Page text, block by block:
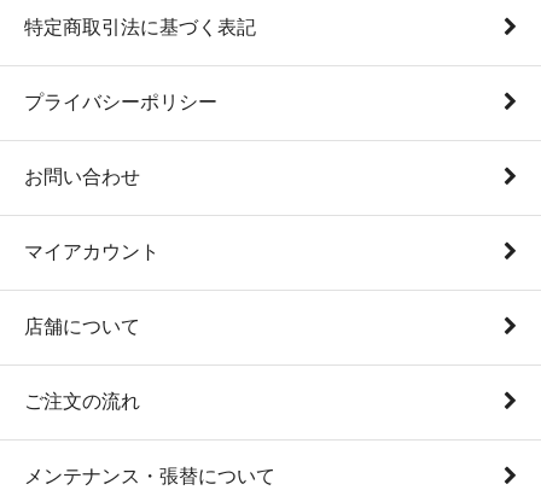
特定商取引法に基づく表記
プライバシーポリシー
お問い合わせ
マイアカウント
店舗について
ご注文の流れ
メンテナンス・張替について